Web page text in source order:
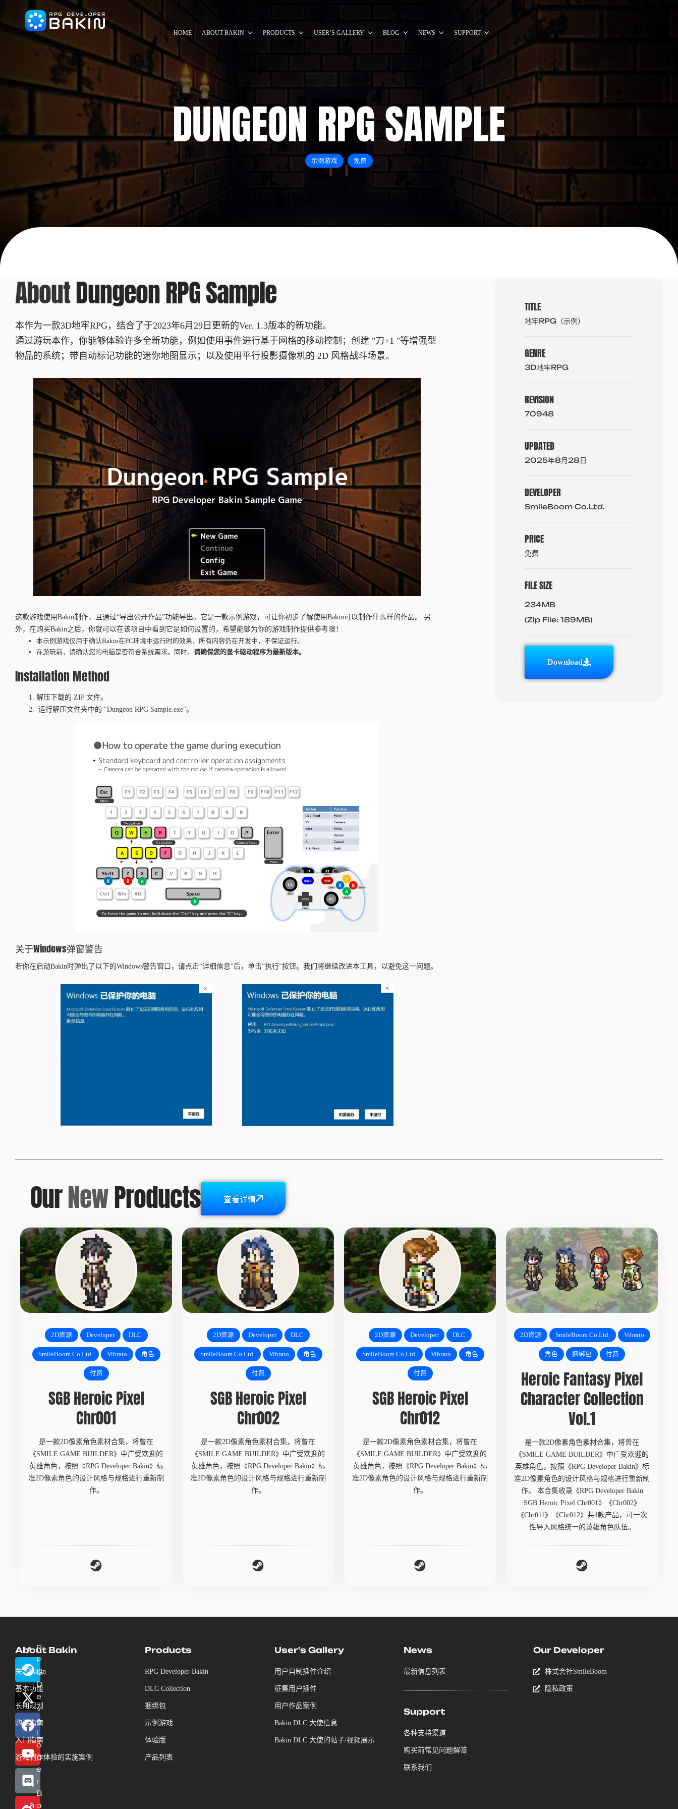
HOME ABOUT BAKIN PRODUCTS USER’S GALLERY BLOG NEWS SUPPORT
DUNGEON RPG SAMPLE
示例游戏 免费
AboutDungeon RPG Sample
本作为一款3D地牢RPG，结合了于2023年6月29日更新的Ver. 1.3版本的新功能。
通过游玩本作，你能够体验许多全新功能，例如使用事件进行基于网格的移动控制；创建 "刀+1 "等增强型
物品的系统；带自动标记功能的迷你地图显示；以及使用平行投影摄像机的 2D 风格战斗场景。
这款游戏使用Bakin制作，且通过“导出公开作品”功能导出。它是一款示例游戏，可让你初步了解使用Bakin可以制作什么样的作品。 另
外，在购买Bakin之后，你就可以在该项目中看到它是如何设置的，希望能够为你的游戏制作提供参考噢！
本示例游戏仅用于确认Bakin在PC环境中运行时的效果，所有内容仍在开发中，不保证运行。
在游玩前，请确认您的电脑是否符合系统需求。同时， 请确保您的显卡驱动程序为最新版本。
Installation Method
解压下载的 ZIP 文件。
运行解压文件夹中的 "Dungeon RPG Sample.exe"。
关于Windows弹窗警告
若你在启动Bakin时弹出了以下的Windows警告窗口，请点击“详细信息”后，单击“执行”按钮。我们将继续改进本工具，以避免这一问题。
TITLE
地牢RPG（示例）
GENRE
3D地牢RPG
REVISION
70948
UPDATED
2025年8月28日
DEVELOPER
SmileBoom Co.Ltd.
PRICE
免费
FILE SIZE
234MB
(Zip File: 189MB)
Download
OurNewProducts 查看详情
2D资源 Developer DLC
SmileBoom Co.Ltd. Vibrato 角色
付费
SGB Heroic Pixel
Chr001
是一款2D像素角色素材合集，将曾在
《SMILE GAME BUILDER》中广受欢迎的
英雄角色，按照《RPG Developer Bakin》标
准2D像素角色的设计风格与规格进行重新制
作。
2D资源 Developer DLC
SmileBoom Co.Ltd. Vibrato 角色
付费
SGB Heroic Pixel
Chr002
是一款2D像素角色素材合集，将曾在
《SMILE GAME BUILDER》中广受欢迎的
英雄角色，按照《RPG Developer Bakin》标
准2D像素角色的设计风格与规格进行重新制
作。
2D资源 Developer DLC
SmileBoom Co.Ltd. Vibrato 角色
付费
SGB Heroic Pixel
Chr012
是一款2D像素角色素材合集，将曾在
《SMILE GAME BUILDER》中广受欢迎的
英雄角色，按照《RPG Developer Bakin》标
准2D像素角色的设计风格与规格进行重新制
作。
2D资源 SmileBoom Co.Ltd. Vibrato
角色 捆绑包 付费
Heroic Fantasy Pixel
Character Collection
Vol.1
是一款2D像素角色素材合集，将曾在
《SMILE GAME BUILDER》中广受欢迎的
英雄角色，按照《RPG Developer Bakin》标
准2D像素角色的设计风格与规格进行重新制
作。 本合集收录《RPG Developer Bakin
SGB Heroic Pixel Chr001》《Chr002》
《Chr011》《Chr012》共4款产品，可一次
性导入风格统一的英雄角色队伍。
R
P
G
D
e
v
e
l
o
p
e
r
B
a
About Bakin
关于Bakin
基本功能
长期规划
购买指南
入门指南
游戏制作体验的实施案例
Products
RPG Developer Bakin
DLC Collection
捆绑包
示例游戏
体验版
产品列表
User's Gallery
用户自制插件介绍
征集用户插件
用户作品案例
Bakin DLC 大使信息
Bakin DLC 大使的帖子/视频展示
News
最新信息列表
Support
各种支持渠道
购买前常见问题解答
联系我们
Our Developer
株式会社SmileBoom
隐私政策